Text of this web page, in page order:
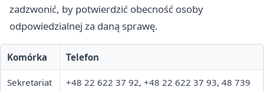
zadzwonić, by potwierdzić obecność osoby
odpowiedzialnej za daną sprawę.
Komórka Telefon
Sekretariat
+48 22 622 37 92, +48 22 622 37 93, 48 739